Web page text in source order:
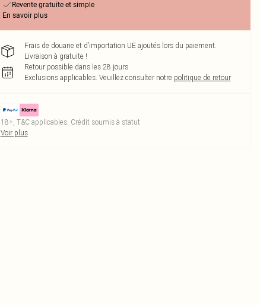
Revente gratuite et simple
En savoir plus
Frais de douane et d’importation UE ajoutés lors du paiement.
Livraison à gratuite !
Retour possible dans les 28 jours
Exclusions applicables. Veuillez consulter notre politique de retour
18+, T&C applicables. Crédit soumis à statut
Voir plus